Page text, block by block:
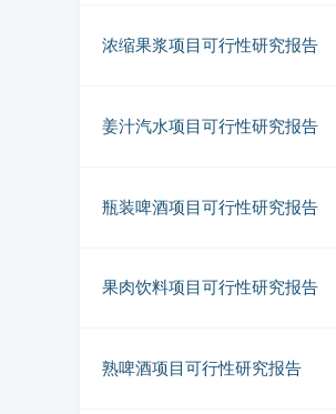
浓缩果浆项目可行性研究报告
姜汁汽水项目可行性研究报告
瓶装啤酒项目可行性研究报告
果肉饮料项目可行性研究报告
熟啤酒项目可行性研究报告